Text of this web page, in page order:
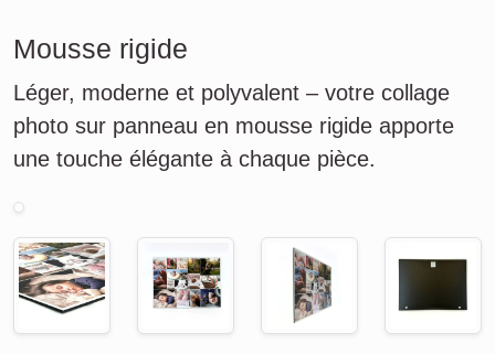
Mousse rigide
Léger, moderne et polyvalent – votre collage
photo sur panneau en mousse rigide apporte
une touche élégante à chaque pièce.